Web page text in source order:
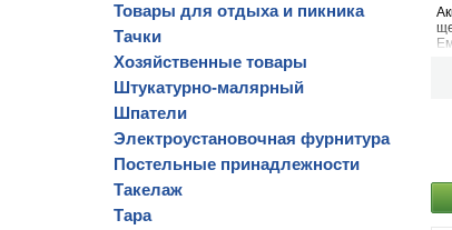
Товары для отдыха и пикника
Тачки
Хозяйственные товары
Штукатурно-малярный
Шпатели
Электроустановочная фурнитура
Постельные принадлежности
Такелаж
Тара